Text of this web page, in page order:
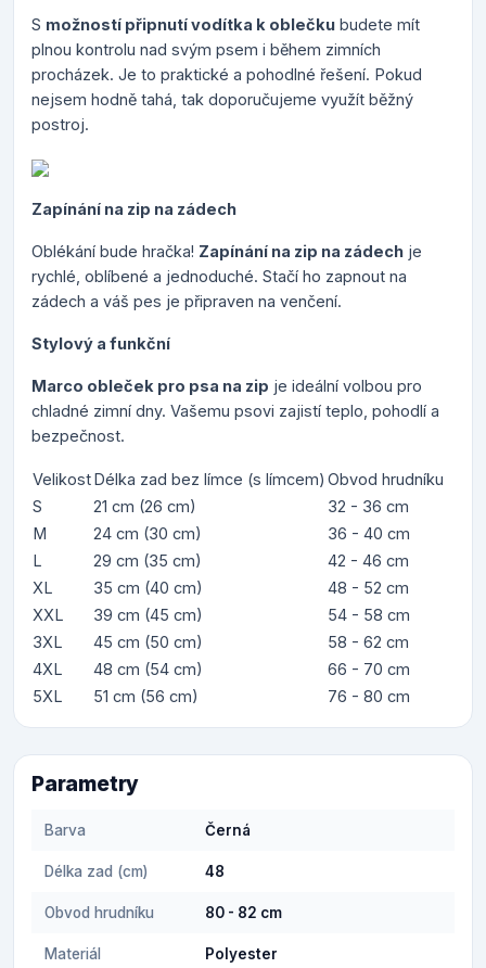
S možností připnutí vodítka k oblečku budete mít
plnou kontrolu nad svým psem i během zimních
procházek. Je to praktické a pohodlné řešení. Pokud
nejsem hodně tahá, tak doporučujeme využít běžný
postroj.
Zapínání na zip na zádech
Oblékání bude hračka! Zapínání na zip na zádech je
rychlé, oblíbené a jednoduché. Stačí ho zapnout na
zádech a váš pes je připraven na venčení.
Stylový a funkční
Marco obleček pro psa na zip je ideální volbou pro
chladné zimní dny. Vašemu psovi zajistí teplo, pohodlí a
bezpečnost.
VelikostDélka zad bez límce (s límcem) Obvod hrudníku
S
21 cm (26 cm)
32 - 36 cm
M
24 cm (30 cm)
36 - 40 cm
L
29 cm (35 cm)
42 - 46 cm
XL
35 cm (40 cm)
48 - 52 cm
XXL
39 cm (45 cm)
54 - 58 cm
3XL
45 cm (50 cm)
58 - 62 cm
4XL
48 cm (54 cm)
66 - 70 cm
5XL
51 cm (56 cm) 76 - 80 cm
Parametry
Barva Černá
Délka zad (cm) 48
Obvod hrudníku 80 - 82 cm
Materiál Polyester